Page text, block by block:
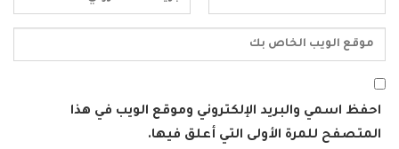
احفظ اسمي والبريد الإلكتروني وموقع الويب في هذا
المتصفح للمرة الأولى التي أعلق فيها.